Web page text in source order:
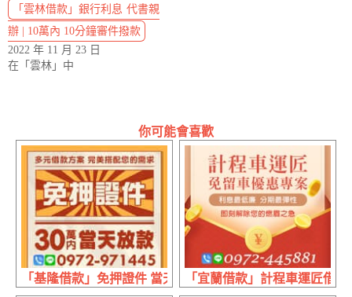
「雲林借款」銀行利息 代書親
辦 | 10萬內 10分鐘審件撥款
2022 年 11 月 23 日
在「雲林」中
你可能會喜歡
「基隆借款」免押證件 當天放款 | 30萬內 多元借款方案完
「宜蘭借款」計程車運匠借